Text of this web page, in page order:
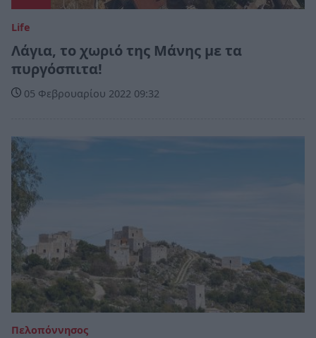
Life
Λάγια, το χωριό της Μάνης με τα
πυργόσπιτα!
05 Φεβρουαρίου 2022 09:32
Πελοπόννησος